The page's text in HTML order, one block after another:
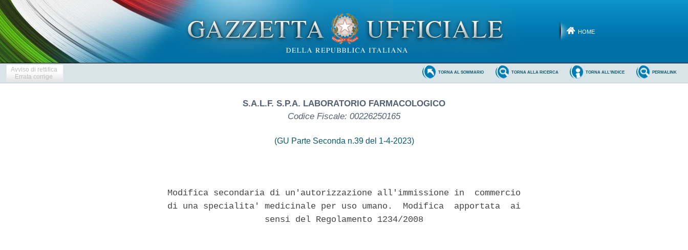
HOME
Avviso di rettifica
Errata corrige
PERMALINK
TORNA ALL'INDICE
TORNA ALLA RICERCA
TORNA AL SOMMARIO
S.A.L.F. S.P.A. LABORATORIO FARMACOLOGICO
Codice Fiscale: 00226250165
(GU Parte Seconda n.39 del 1-4-2023)
Modifica secondaria di un'autorizzazione all'immissione in  commercio
di una specialita' medicinale per uso umano.  Modifica  apportata  ai
                   sensi del Regolamento 1234/2008